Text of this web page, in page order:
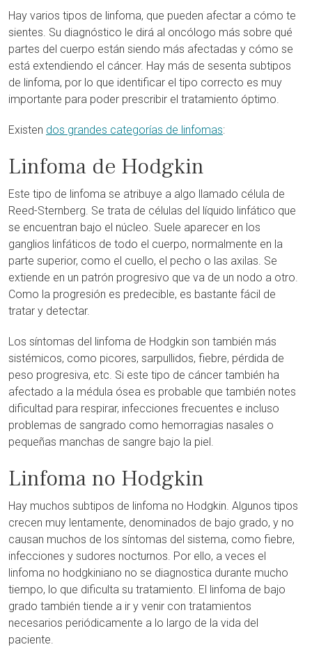
Hay varios tipos de linfoma, que pueden afectar a cómo te
sientes. Su diagnóstico le dirá al oncólogo más sobre qué
partes del cuerpo están siendo más afectadas y cómo se
está extendiendo el cáncer. Hay más de sesenta subtipos
de linfoma, por lo que identificar el tipo correcto es muy
importante para poder prescribir el tratamiento óptimo.
Existen dos grandes categorías de linfomas:
Linfoma de Hodgkin
Este tipo de linfoma se atribuye a algo llamado célula de
Reed-Sternberg. Se trata de células del líquido linfático que
se encuentran bajo el núcleo. Suele aparecer en los
ganglios linfáticos de todo el cuerpo, normalmente en la
parte superior, como el cuello, el pecho o las axilas. Se
extiende en un patrón progresivo que va de un nodo a otro.
Como la progresión es predecible, es bastante fácil de
tratar y detectar.
Los síntomas del linfoma de Hodgkin son también más
sistémicos, como picores, sarpullidos, fiebre, pérdida de
peso progresiva, etc. Si este tipo de cáncer también ha
afectado a la médula ósea es probable que también notes
dificultad para respirar, infecciones frecuentes e incluso
problemas de sangrado como hemorragias nasales o
pequeñas manchas de sangre bajo la piel.
Linfoma no Hodgkin
Hay muchos subtipos de linfoma no Hodgkin. Algunos tipos
crecen muy lentamente, denominados de bajo grado, y no
causan muchos de los síntomas del sistema, como fiebre,
infecciones y sudores nocturnos. Por ello, a veces el
linfoma no hodgkiniano no se diagnostica durante mucho
tiempo, lo que dificulta su tratamiento. El linfoma de bajo
grado también tiende a ir y venir con tratamientos
necesarios periódicamente a lo largo de la vida del
paciente.